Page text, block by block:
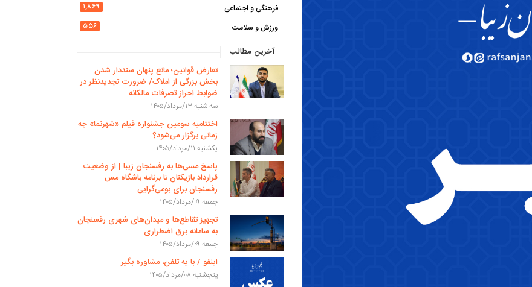
فرهنگی و اجتماعی
۱,۸۶۹
ورزش و سلامت
۵۵۶
آخرین مطالب
تعارض قوانین؛ مانع پنهان سنددار شدن
بخش بزرگی از املاک/ ضرورت تجدیدنظر در
ضوابط احراز تصرفات مالکانه
سه شنبه ۱۳/مرداد/۱۴۰۵
اختتامیه سومین جشنواره فیلم «شهرنما» چه
زمانی برگزار می‌شود؟
یکشنبه ۱۱/مرداد/۱۴۰۵
پاسخ مسی‌ها به رفسنجان زیبا | از وضعیت
قرارداد بازیکنان تا برنامه باشگاه مس
رفسنجان برای بومی‌گرایی
جمعه ۰۹/مرداد/۱۴۰۵
تجهیز تقاطع‌ها و میدان‌های شهری رفسنجان
به سامانه برق اضطراری
جمعه ۰۹/مرداد/۱۴۰۵
اینفو / با یه تلفن، مشاوره بگیر
پنجشنبه ۰۸/مرداد/۱۴۰۵